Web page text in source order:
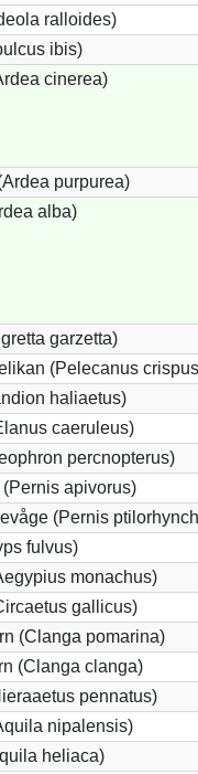
ralloides)
ibis)
cinerea)
purpurea)
alba)
garzetta)
(Pelecanus
haliaetus)
caeruleus)
percnopterus)
apivorus)
(Pernis
fulvus)
monachus)
gallicus)
(Clanga pomarina)
(Clanga clanga)
pennatus)
nipalensis)
heliaca)